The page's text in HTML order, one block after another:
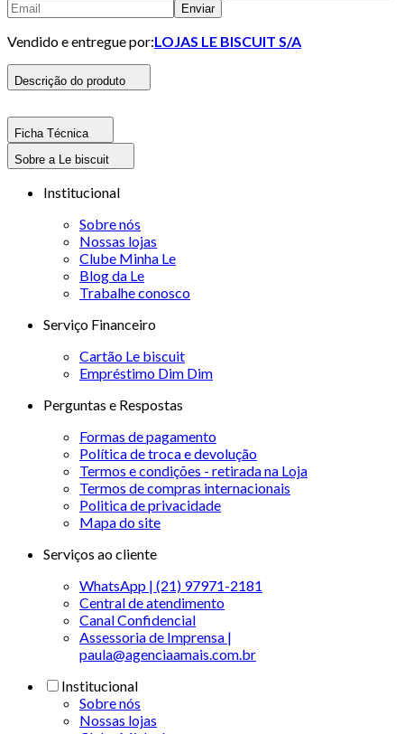
Enviar
Vendido e entregue por:LOJAS LE BISCUIT S/A
Descrição do produto
Ficha Técnica
Sobre a Le biscuit
Institucional
Sobre nós
Nossas lojas
Clube Minha Le
Blog da Le
Trabalhe conosco
Serviço Financeiro
Cartão Le biscuit
Empréstimo Dim Dim
Perguntas e Respostas
Formas de pagamento
Política de troca e devolução
Termos e condições - retirada na Loja
Termos de compras internacionais
Politica de privacidade
Mapa do site
Serviços ao cliente
WhatsApp | (21) 97971-2181
Central de atendimento
Canal Confidencial
Assessoria de Imprensa |
paula@agenciaamais.com.br
Institucional
Sobre nós
Nossas lojas